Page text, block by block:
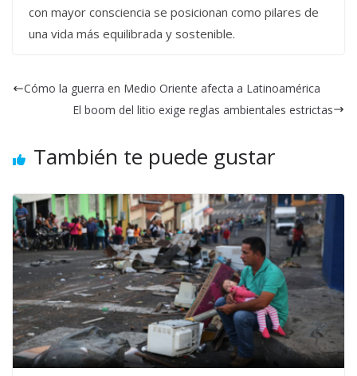
con mayor consciencia se posicionan como pilares de
una vida más equilibrada y sostenible.
Cómo la guerra en Medio Oriente afecta a Latinoamérica
El boom del litio exige reglas ambientales estrictas
También te puede gustar